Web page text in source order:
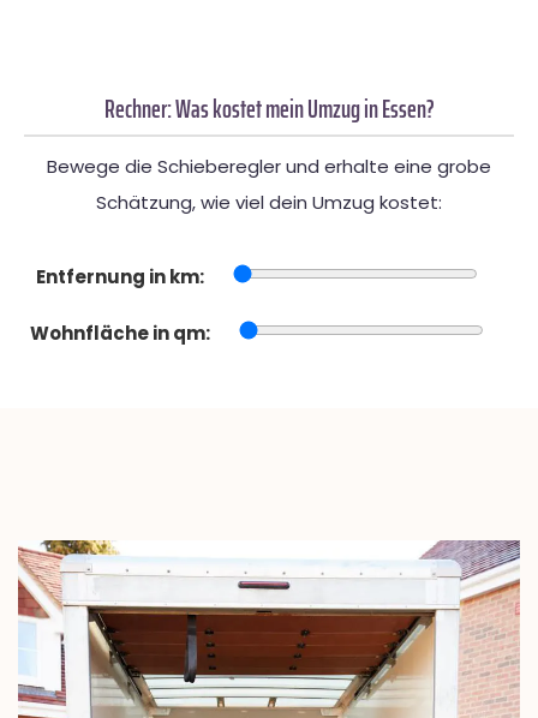
Rechner: Was kostet mein Umzug in Essen?
Bewege die Schieberegler und erhalte eine grobe
Schätzung, wie viel dein Umzug kostet:
Entfernung in km:
Wohnfläche in qm: